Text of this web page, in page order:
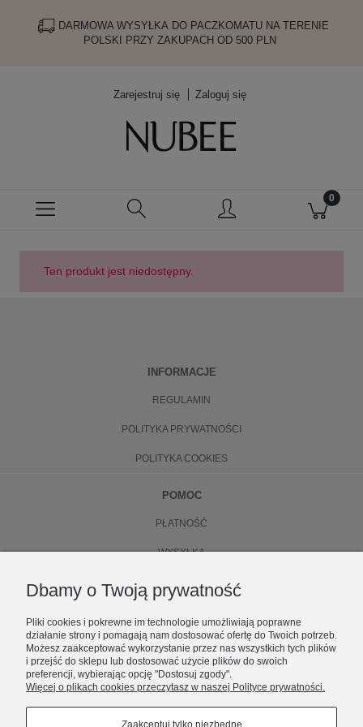
DARMOWA WYSYŁKA DO PACZKOMATU NA TERENIE
POLSKI PRZY ZAKUPACH OD 500 PLN
Zarejestruj się Zaloguj się
Ten produkt jest niedostępny.
INFORMACJE
REGULAMIN
POLITYKA PRYWATNOŚCI
POLITYKA COOKIES
POMOC
PŁATNOŚĆ
WYSYŁKA
O NAS
KONTAKT
O FIRMIE
Dbamy o Twoją prywatność
Pliki cookies i pokrewne im technologie umożliwiają poprawne
działanie strony i pomagają nam dostosować ofertę do Twoich potrzeb.
Możesz zaakceptować wykorzystanie przez nas wszystkich tych plików
i przejść do sklepu lub dostosować użycie plików do swoich
preferencji, wybierając opcję "Dostosuj zgody".
Więcej o plikach cookies przeczytasz w naszej Polityce prywatności.
Zaakceptuj tylko niezbędne